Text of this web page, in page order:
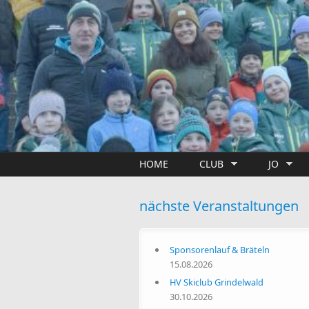
Direkt zum Inhalt
HOME CLUB JO
nächste Veranstaltungen
Sponsorenlauf & Bräteln
15.08.2026
HV Skiclub Grindelwald
30.10.2026